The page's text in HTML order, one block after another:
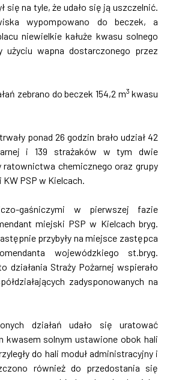
się na tyle, że udało się ją uszczelnić.
wypompowano do beczek, a
niewielkie kałuże kwasu solnego
użyciu wapna dostarczonego przez
zebrano do beczek 154,2 m3 kwasu
ponad 26 godzin brało udział 42
i 139 strażaków w tym dwie
ratownictwa chemicznego oraz grupy
PSP w Kielcach.
gaśniczymi w pierwszej fazie
miejski PSP w Kielcach bryg.
przybyły na miejsce zastępca
wojewódzkiego st.bryg.
działania Straży Pożarnej wspierało
zadysponowanych na
działań udało się uratować
kwasem solnym ustawione obok hali
do hali moduł administracyjny i
również do przedostania się